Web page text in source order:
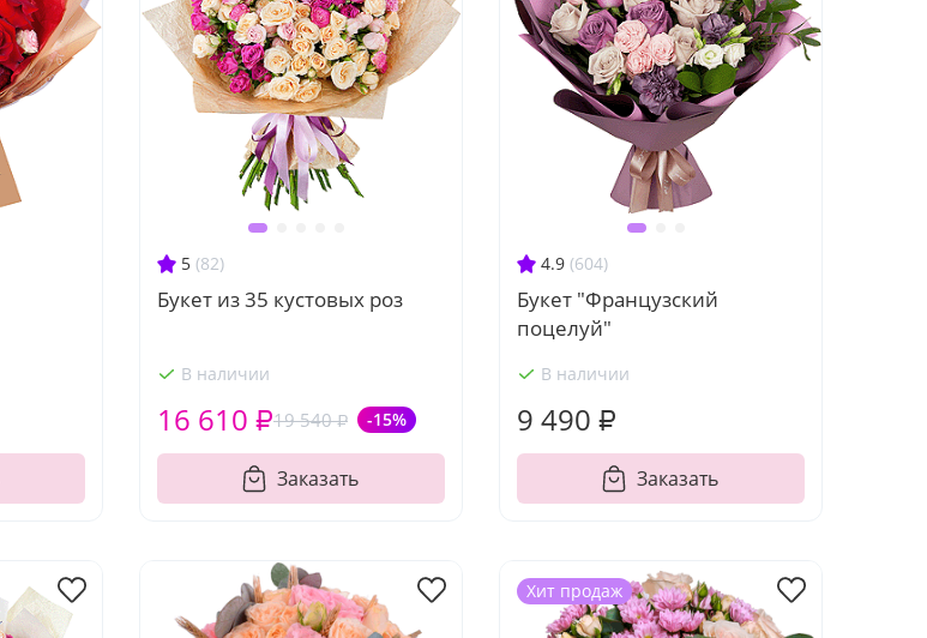
5 (82)
Букет из 35 кустовых роз
В наличии
19 540 ₽ -15%
16 610 ₽
Заказать
4.9 (604)
Букет "Французский
поцелуй"
В наличии
9 490 ₽
Заказать
Хит продаж